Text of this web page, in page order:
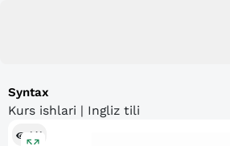
Syntax
Kurs ishlari | Ingliz tili
141